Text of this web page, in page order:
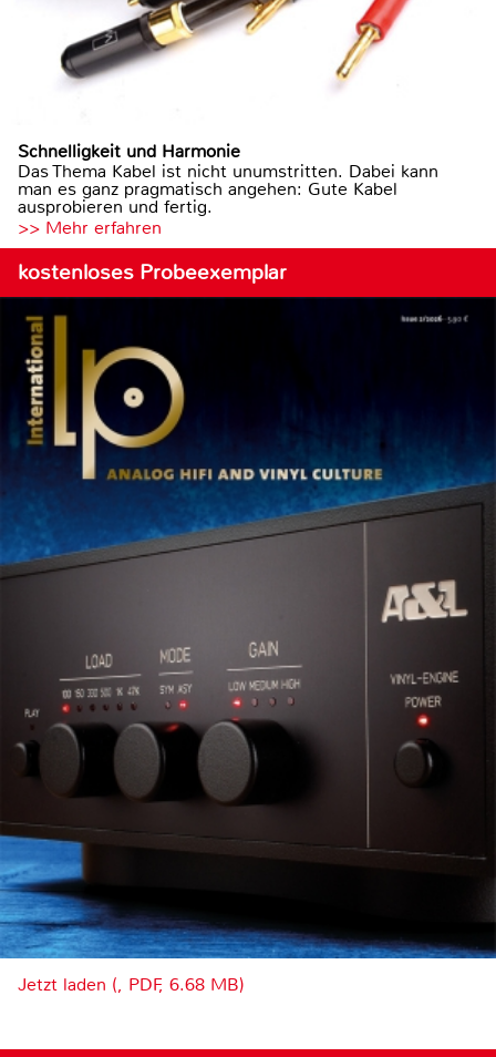
Schnelligkeit und Harmonie
Das Thema Kabel ist nicht unumstritten. Dabei kann
man es ganz pragmatisch angehen: Gute Kabel
ausprobieren und fertig.
>> Mehr erfahren
kostenloses Probeexemplar
Jetzt laden (, PDF, 6.68 MB)